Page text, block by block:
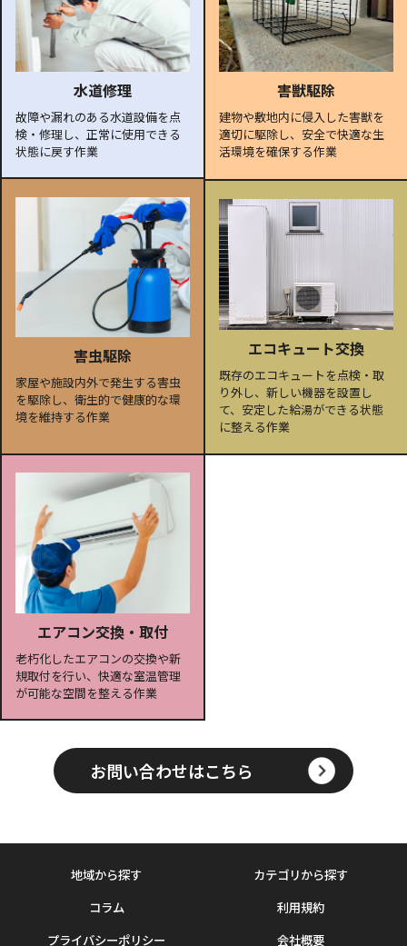
水道修理
故障や漏れのある水道設備を点
検・修理し、正常に使用できる
状態に戻す作業
害獣駆除
建物や敷地内に侵入した害獣を
適切に駆除し、安全で快適な生
活環境を確保する作業
害虫駆除
家屋や施設内外で発生する害虫
を駆除し、衛生的で健康的な環
境を維持する作業
エコキュート交換
既存のエコキュートを点検・取
り外し、新しい機器を設置し
て、安定した給湯ができる状態
に整える作業
エアコン交換・取付
老朽化したエアコンの交換や新
規取付を行い、快適な室温管理
が可能な空間を整える作業
お問い合わせはこちら
地域から探す
カテゴリから探す
コラム
利用規約
プライバシーポリシー
会社概要